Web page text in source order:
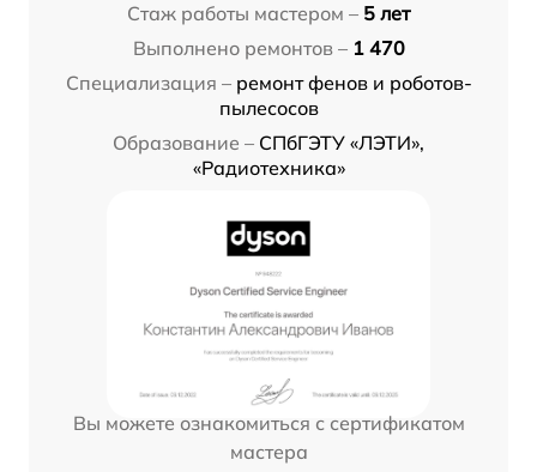
Стаж работы мастером – 5 лет
Выполнено ремонтов – 1 470
Специализация – ремонт фенов и роботов-
пылесосов
Образование – СПбГЭТУ «ЛЭТИ»,
«Радиотехника»
Вы можете ознакомиться с сертификатом
мастера